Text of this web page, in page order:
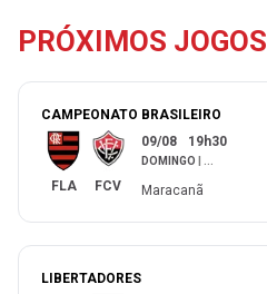
PRÓXIMOS JOGOS
CAMPEONATO BRASILEIRO
FLA FCV
09/08 19h30
DOMINGO
Maracanã
LIBERTADORES